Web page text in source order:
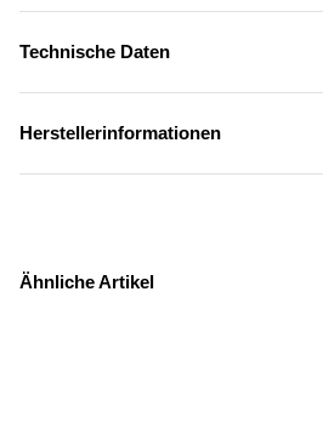
Technische Daten
Herstellerinformationen
Ähnliche Artikel